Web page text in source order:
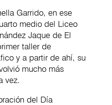
Garrido, en ese
medio del Liceo
Jaque de El
taller de
y a partir de ahí, su
mucho más
vez.
del Día